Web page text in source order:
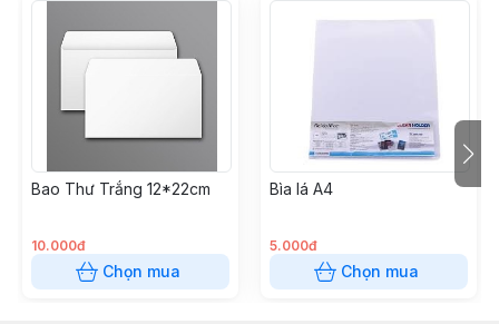
Bao Thư Trắng 12*22cm
10.000đ
Chọn mua
Bìa lá A4
5.000đ
Chọn mua